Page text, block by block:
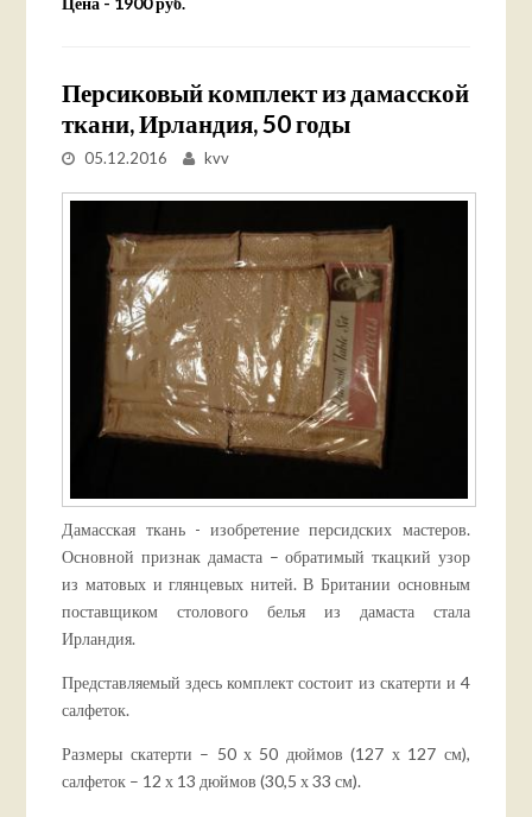
Персиковый комплект из дамасской
ткани, Ирландия, 50 годы
05.12.2016 kvv
Дамасская ткань - изобретение персидских мастеров.
Основной признак дамаста – обратимый ткацкий узор
из матовых и глянцевых нитей. В Британии основным
поставщиком столового белья из дамаста стала
Ирландия.
Представляемый здесь комплект состоит из скатерти и 4
салфеток.
Размеры скатерти – 50 х 50 дюймов (127 х 127 см),
салфеток – 12 х 13 дюймов (30,5 х 33 см).